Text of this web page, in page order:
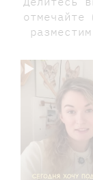
отмечайте